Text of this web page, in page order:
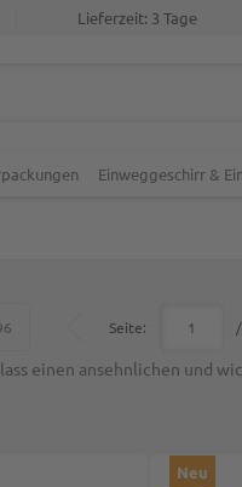
Lieferzeit: 3 Tage
Einweggeschirr &
einen ansehnlichen und
Seite:
Neu